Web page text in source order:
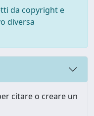
da copyright e
diversa
citare o creare un